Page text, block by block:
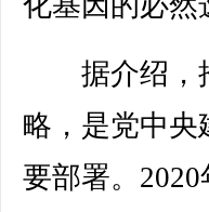
据介绍，推
略，是党中央
要部署。